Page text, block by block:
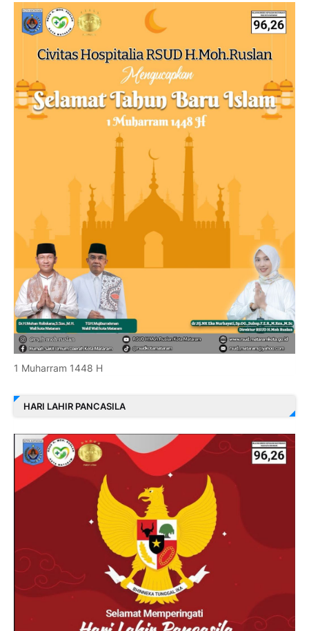
1 Muharram 1448 H
HARI LAHIR PANCASILA